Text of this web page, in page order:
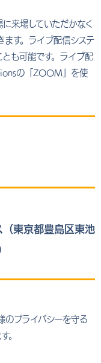
来場していただかなく
す。ライブ配信システ
も可能です。ライブ配
の「ZOOM」を使
東京都豊島区東池
のプライバシーを守る
。